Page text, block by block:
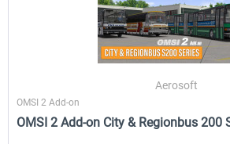
Aerosoft
OMSI 2 Add-on
OMSI 2 Add-on City & Regionbus 200